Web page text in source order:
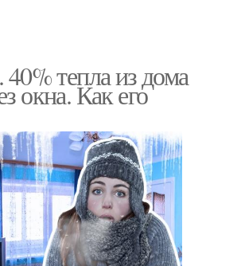
40% тепла из дома
окна. Как его